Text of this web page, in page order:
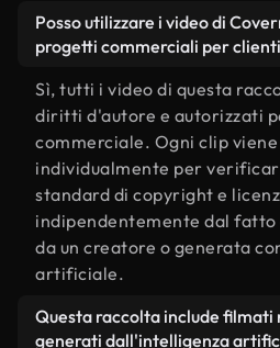
Posso utilizzare i video di
progetti commerciali per
Sì, tutti i video di questa
diritti d'autore e autorizzati
commerciale. Ogni clip
individualmente per
standard di copyright e
indipendentemente dal
da un creatore o generata
artificiale.
Questa raccolta include filmati
generati dall'intelligenza